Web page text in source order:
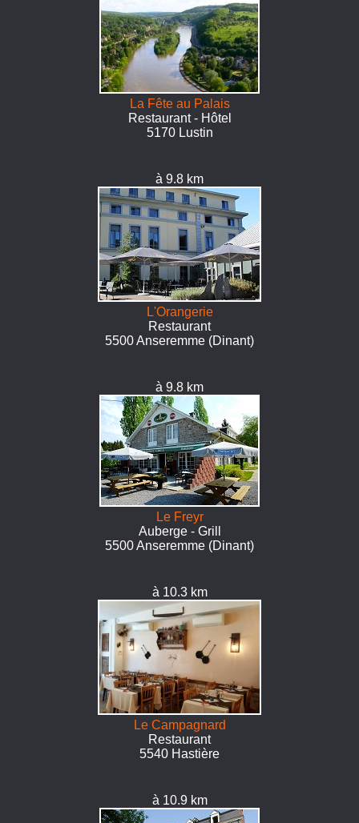
La Fête au Palais
Restaurant - Hôtel
5170 Lustin
à 9.8 km
L'Orangerie
Restaurant
5500 Anseremme (Dinant)
à 9.8 km
Le Freyr
Auberge - Grill
5500 Anseremme (Dinant)
à 10.3 km
Le Campagnard
Restaurant
5540 Hastière
à 10.9 km